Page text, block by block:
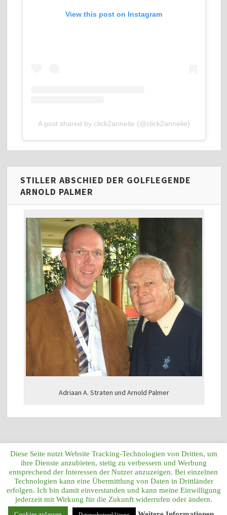
View this post on Instagram
A post shared by click2annelie (@click2annelie)
STILLER ABSCHIED DER GOLFLEGENDE
ARNOLD PALMER
Adriaan A. Straten und Arnold Palmer
Copyright © 2026click2annelie.de. All Rights Reserved.
Diese Seite nutzt Website Tracking-Technologien von Dritten, um
ihre Dienste anzubieten, stetig zu verbessern und Werbung
entsprechend der Interessen der Nutzer anzuzeigen. Bei einzelnen
Technologien kann eine Übermittlung von Daten in Drittländer
erfolgen. Ich bin damit einverstanden und kann meine Einwilligung
jederzeit mit Wirkung für die Zukunft widerrufen oder ändern.